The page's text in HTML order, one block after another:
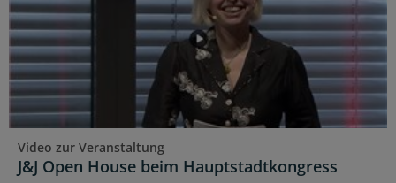
Video zur Veranstaltung
J&J Open House beim Hauptstadtkongress